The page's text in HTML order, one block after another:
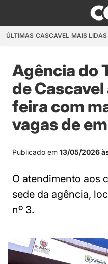
ÚLTIMAS CASCAVEL MAIS LIDAS
Agência do
de
feira com
vagas de
Publicado em 13/05/2026
O atendimento aos
sede da agência,
nº 3.